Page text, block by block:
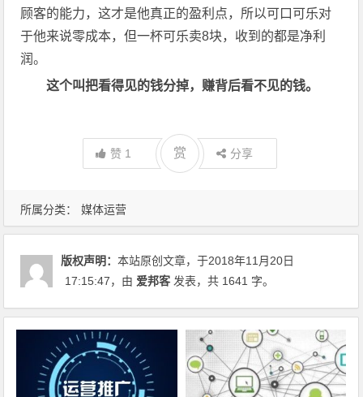
所属分类： 媒体运营
顾客的能力，这才是他真正的盈利点，所以可口可乐对
于他来说零成本，但一杯可乐卖8块，收到的都是净利
润。
这个叫把看得见的钱分掉，赚背后看不见的钱。
赞 1 赏 分享
版权声明：本站原创文章，于2018年11月20日
17:15:47，由 爱邦客 发表，共 1641 字。